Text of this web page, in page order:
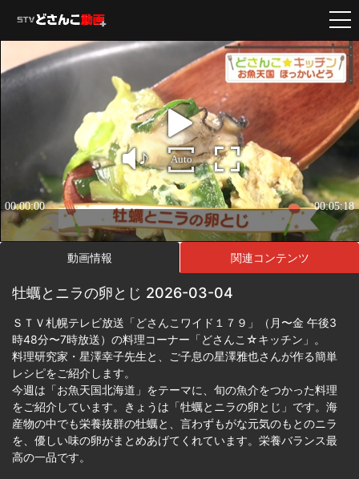
動画情報 関連コンテンツ
牡蠣とニラの卵とじ 2026-03-04
ＳＴＶ札幌テレビ放送「どさんこワイド１７９」（月〜金 午後3
時48分〜7時放送）の料理コーナー「どさんこ☆キッチン」。
料理研究家・星澤幸子先生と、ご子息の星澤雅也さんが作る簡単
レシピをご紹介します。
今週は「お魚天国北海道」をテーマに、旬の魚介をつかった料理
をご紹介しています。きょうは「牡蠣とニラの卵とじ」です。海
産物の中でも栄養抜群の牡蠣と、言わずもがな元気のもとのニラ
を、優しい味の卵がまとめあげてくれています。栄養バランス最
高の一品です。